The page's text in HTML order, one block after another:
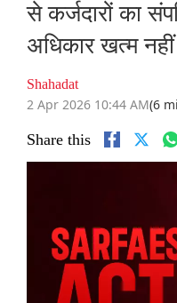
से कर्जदारों का
अधिकार खत्म नहीं
Shahadat
2 Apr 2026 10:44 AM(6
Share this